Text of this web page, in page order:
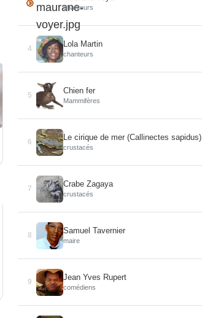
🥉 chanteurs
4
Lola Martin
chanteurs
5
Chien fer
Mammifères
6
Le cirique de mer (Callinectes sapidus)
crustacés
7
Crabe Zagaya
crustacés
8
Samuel Tavernier
maire
9
Jean Yves Rupert
comédiens